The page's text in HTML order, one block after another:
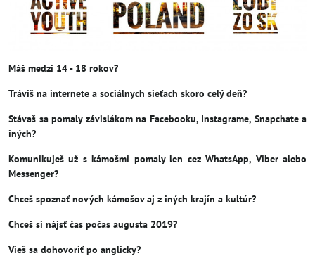
Máš medzi 14 - 18 rokov?
Tráviš na internete a sociálnych sieťach skoro celý deň?
Stávaš sa pomaly závislákom na Facebooku, Instagrame, Snapchate a
iných?
Komunikuješ už s kámošmi pomaly len cez WhatsApp, Viber alebo
Messenger?
Chceš spoznať nových kámošov aj z iných krajín a kultúr?
Chceš si nájsť čas počas augusta 2019?
Vieš sa dohovoriť po anglicky?